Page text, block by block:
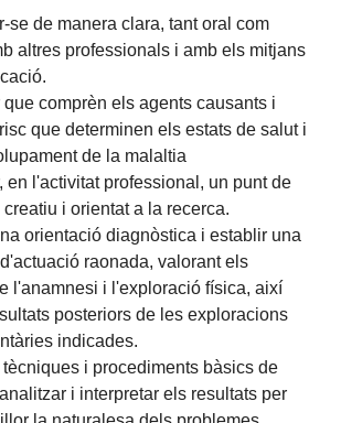
se de manera clara, tant oral com
altres professionals i amb els mitjans
que comprèn els agents causants i
que determinen els estats de salut i
de la malaltia
en l'activitat professional, un punt de
i orientat a la recerca.
orientació diagnòstica i establir una
raonada, valorant els
l'anamnesi i l'exploració física, així
posteriors de les exploracions
indicades.
tècniques i procediments bàsics de
i interpretar els resultats per